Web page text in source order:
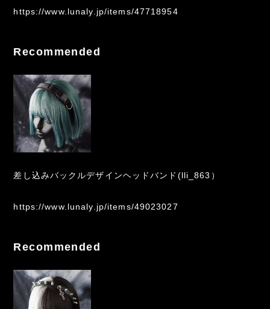
https://www.lunaly.jp/items/47718954
Recommended
差し込みバックルデザインヘッドバンド(lli_863）
https://www.lunaly.jp/items/49023027
Recommended